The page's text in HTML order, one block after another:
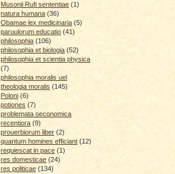
Musonii Rufi sententiae (1)
natura humana (36)
Obamae lex medicinaria (5)
paruulorum educatio (41)
philosophia (106)
philosophia et biologia (52)
philosophia et scientia physica
(7)
philosophia moralis uel
theologia moralis (145)
Poloni (6)
potiones (7)
problemata oeconomica
recentiora (9)
prouerbiorum liber (2)
quantum homines efficiant (12)
requiescat in pace (1)
res domesticae (24)
res politicae (134)